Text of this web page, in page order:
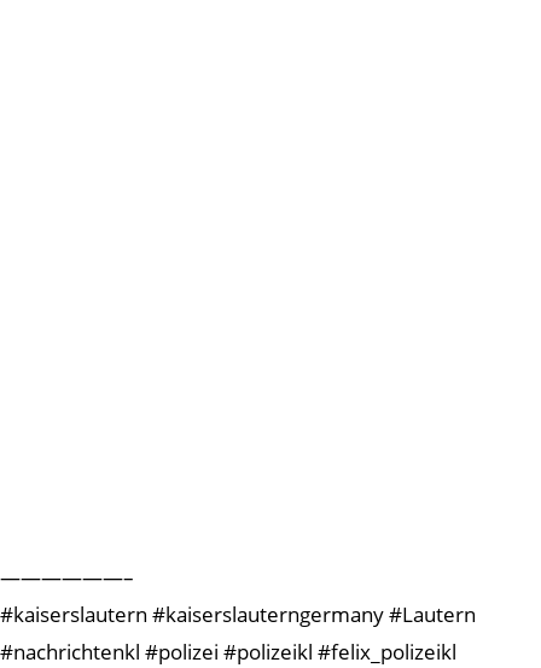
——————–
#kaiserslautern #kaiserslauterngermany #Lautern
#nachrichtenkl #polizei #polizeikl #felix_polizeikl